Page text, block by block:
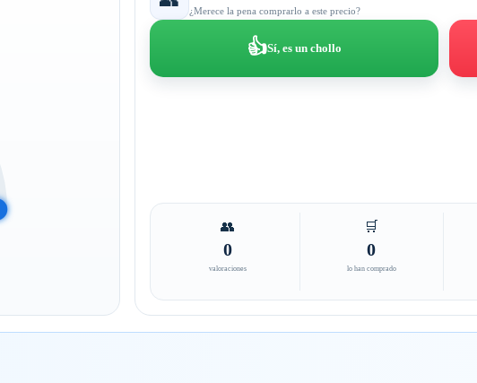
¿Merece la pena comprarlo a este precio?
👍Sí, es un chollo
👥
0
valoraciones
🛒
0
lo han comprado